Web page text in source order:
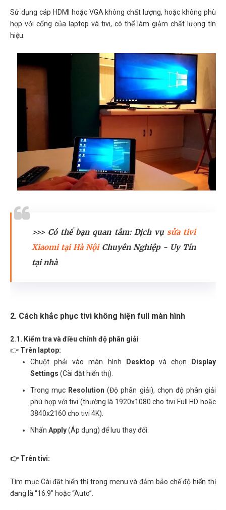
Sử dụng cáp HDMI hoặc VGA không chất lượng, hoặc không phù
hợp với cổng của laptop và tivi, có thể làm giảm chất lượng tín
hiệu.
>>> Có thể bạn quan tâm: Dịch vụ sửa tivi
Xiaomi tại Hà NộiChuyên Nghiệp - Uy Tín
tại nhà
2. Cách khắc phục tivi không hiện full màn hình
2.1. Kiểm tra và điều chỉnh độ phân giải
👉 Trên laptop:
Chuột phải vào màn hình Desktop và chọn Display
Settings (Cài đặt hiển thị).
Trong mục Resolution (Độ phân giải), chọn độ phân giải
phù hợp với tivi (thường là 1920x1080 cho tivi Full HD hoặc
3840x2160 cho tivi 4K).
Nhấn Apply(Áp dụng) để lưu thay đổi.
👉 Trên tivi:
Tìm mục Cài đặt hiển thị trong menu và đảm bảo chế độ hiển thị
đang là “16:9” hoặc “Auto”.